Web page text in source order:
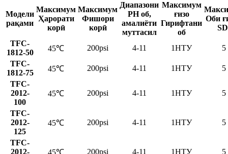
Модели
рақами
Максимум
Ҳарорати
корӣ
Максимум
Фишори
корӣ
Диапазони
PH об,
амалиёти
муттасил
Максимум
ғизо
Гирифтани
об
Оби
TFC-
1812-50
45℃ 200psi 4-11 1НТУ
5
TFC-
1812-75
45℃ 200psi 4-11 1НТУ
5
TFC-
2012-
100
45℃ 200psi 4-11 1НТУ 5
TFC-
2012-
125
45℃ 200psi 4-11 1НТУ 5
TFC-
2012-
200psi 4-11 1НТУ 5